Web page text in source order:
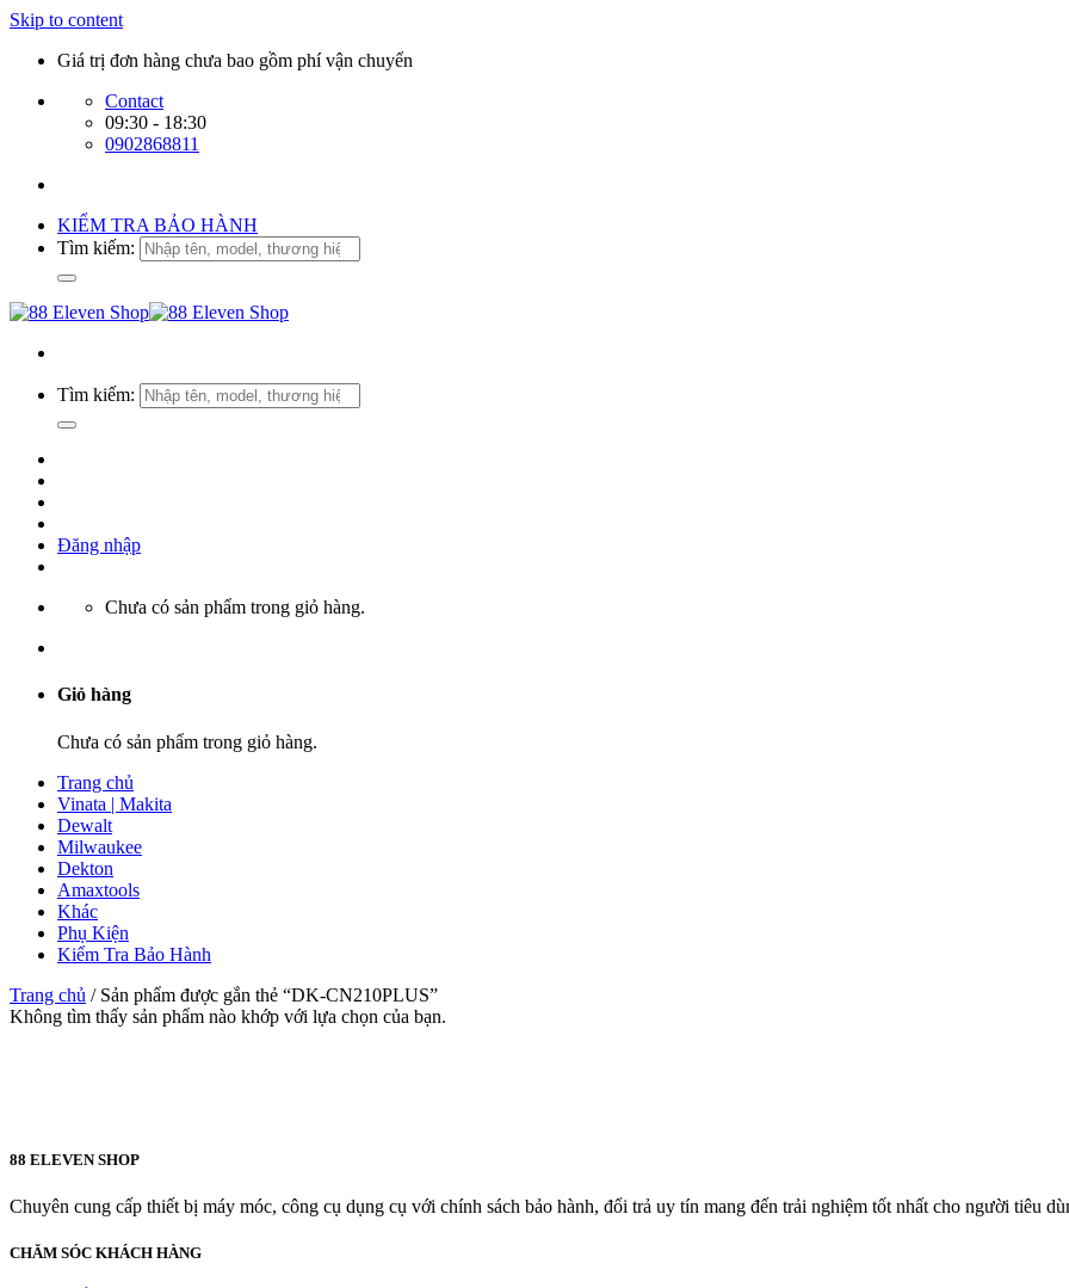
Skip to content
Giá trị đơn hàng chưa bao gồm phí vận chuyển
Contact
09:30 - 18:30
0902868811
KIỂM TRA BẢO HÀNH
Tìm kiếm:
Tìm kiếm:
Đăng nhập
Chưa có sản phẩm trong giỏ hàng.
Giỏ hàng
Chưa có sản phẩm trong giỏ hàng.
Trang chủ
Vinata | Makita
Dewalt
Milwaukee
Dekton
Amaxtools
Khác
Phụ Kiện
Kiểm Tra Bảo Hành
Trang chủ /Sản phẩm được gắn thẻ “DK-CN210PLUS”
Không tìm thấy sản phẩm nào khớp với lựa chọn của bạn.
88 ELEVEN SHOP
Chuyên cung cấp thiết bị máy móc, công cụ dụng cụ với chính sách bảo hành, đổi trả uy tín mang đến trải nghiệm tốt nhất cho người tiêu
CHĂM SÓC KHÁCH HÀNG